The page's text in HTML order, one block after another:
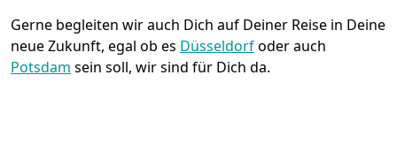
Gerne begleiten wir auch Dich auf Deiner Reise in Deine
neue Zukunft, egal ob es Düsseldorfoder auch
Potsdam sein soll, wir sind für Dich da.